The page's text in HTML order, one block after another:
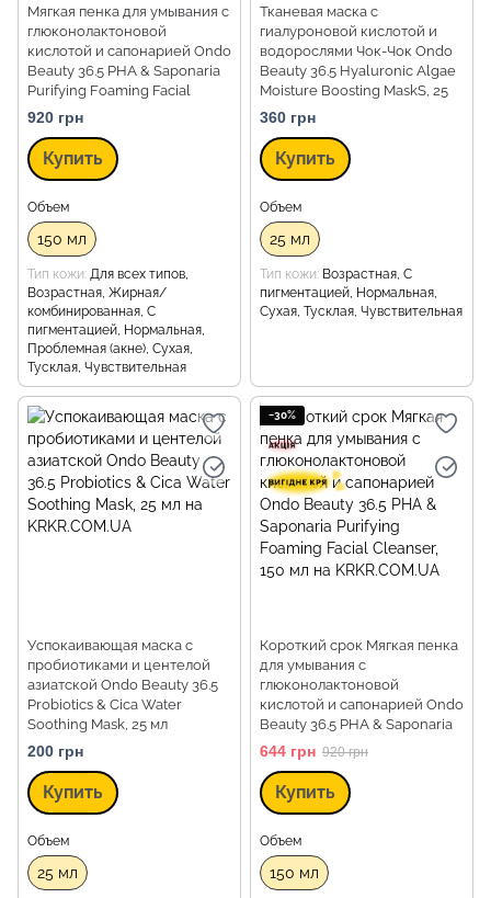
Мягкая пенка для умывания с
глюконолактоновой
кислотой и сапонарией Ondo
Beauty 36.5 PHA & Saponaria
Purifying Foaming Facial
Cleanser, 150 мл
920 грн
Купить
Объем
150 мл
Тип кожи Для всех типов,
Возрастная, Жирная/
комбинированная, С
пигментацией, Нормальная,
Проблемная (акне), Сухая,
Тусклая, Чувствительная
Тканевая маска с
гиалуроновой кислотой и
водорослями Чок-Чок Ondo
Beauty 36.5 Hyaluronic Algae
Moisture Boosting MaskS, 25
мл
360 грн
Купить
Объем
25 мл
Тип кожи Возрастная, С
пигментацией, Нормальная,
Сухая, Тусклая, Чувствительная
Успокаивающая маска с
пробиотиками и центелой
азиатской Ondo Beauty 36.5
Probiotics & Cica Water
Soothing Mask, 25 мл
200 грн
Купить
Объем
25 мл
−30%
Короткий срок Мягкая пенка
для умывания с
глюконолактоновой
кислотой и сапонарией Ondo
Beauty 36.5 PHA & Saponaria
Purifying Foaming Facial
Cleanser, 150 мл
644 грн 920 грн
Купить
Объем
150 мл